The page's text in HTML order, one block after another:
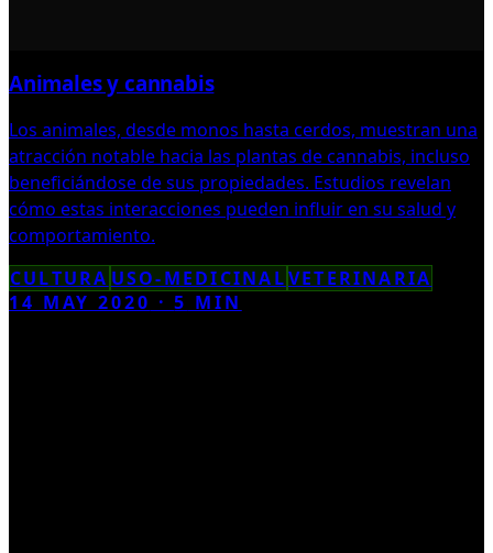
Animales y cannabis
Los animales, desde monos hasta cerdos, muestran una
atracción notable hacia las plantas de cannabis, incluso
beneficiándose de sus propiedades. Estudios revelan
cómo estas interacciones pueden influir en su salud y
comportamiento.
CULTURA USO-MEDICINALVETERINARIA
14 MAY 2020 ·5 MIN